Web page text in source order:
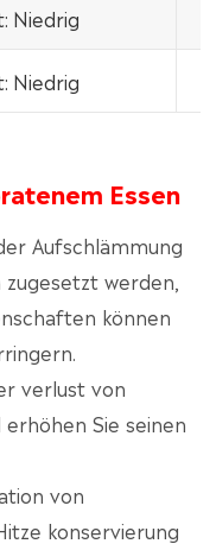
Niedrig
Niedrig
Essen
Aufschlämmung
werden,
können
verlust von
Sie seinen
von
konservierung